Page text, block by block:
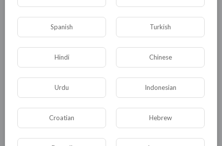
Комментариев нет
Общая Политика В мире
Spanish Turkish
Hindi Chinese
Urdu Indonesian
Croatian Hebrew